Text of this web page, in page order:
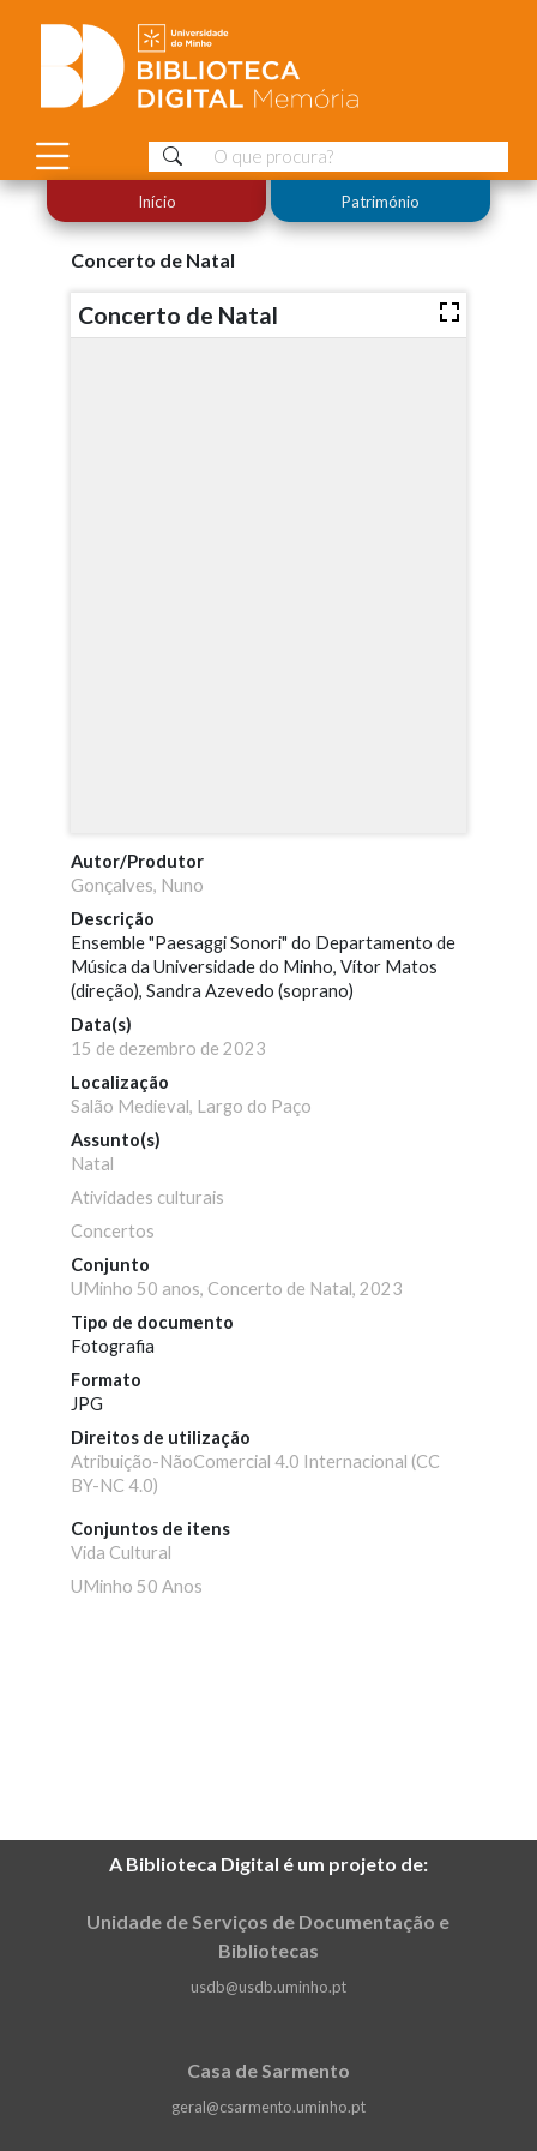
Início Património
Concerto de Natal
Concerto de Natal
Autor/Produtor
Gonçalves, Nuno
Descrição
Ensemble "Paesaggi Sonori" do Departamento de
Música da Universidade do Minho, Vítor Matos
(direção), Sandra Azevedo (soprano)
Data(s)
15 de dezembro de 2023
Localização
Salão Medieval, Largo do Paço
Assunto(s)
Natal
Atividades culturais
Concertos
Conjunto
UMinho 50 anos, Concerto de Natal, 2023
Tipo de documento
Fotografia
Formato
JPG
Direitos de utilização
Atribuição-NãoComercial 4.0 Internacional (CC
BY-NC 4.0)
Conjuntos de itens
Vida Cultural
UMinho 50 Anos
A Biblioteca Digital é um projeto de:
Unidade de Serviços de Documentação e
Bibliotecas
usdb@usdb.uminho.pt
Casa de Sarmento
geral@csarmento.uminho.pt